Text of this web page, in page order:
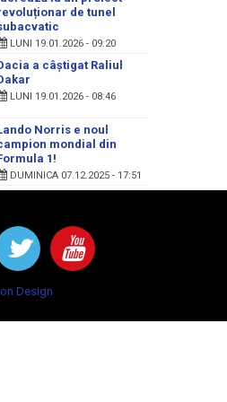
de tunel
LUNI 19.01.2026 - 09:20
a câștigat Raliul
LUNI 19.01.2026 - 08:46
Norris e noul
mondial din
1!
DUMINICA 07.12.2025 - 17:51
Design